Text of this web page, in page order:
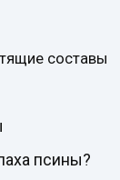
составы
псины?